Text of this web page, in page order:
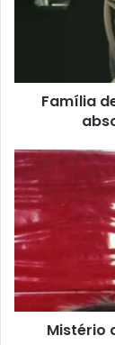
Família
Mistério